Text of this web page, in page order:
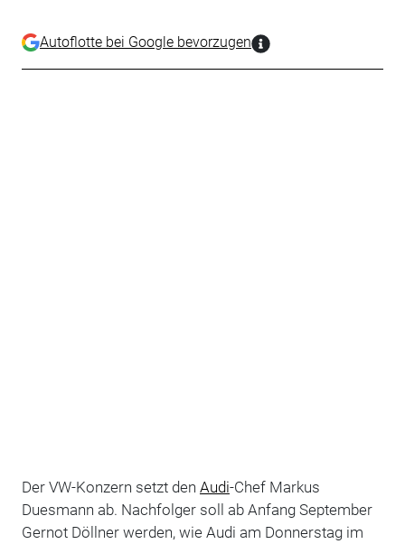
Autoflotte bei Google bevorzugen
Der VW-Konzern setzt den Audi-Chef Markus
Duesmann ab. Nachfolger soll ab Anfang September
Gernot Döllner werden, wie Audi am Donnerstag im